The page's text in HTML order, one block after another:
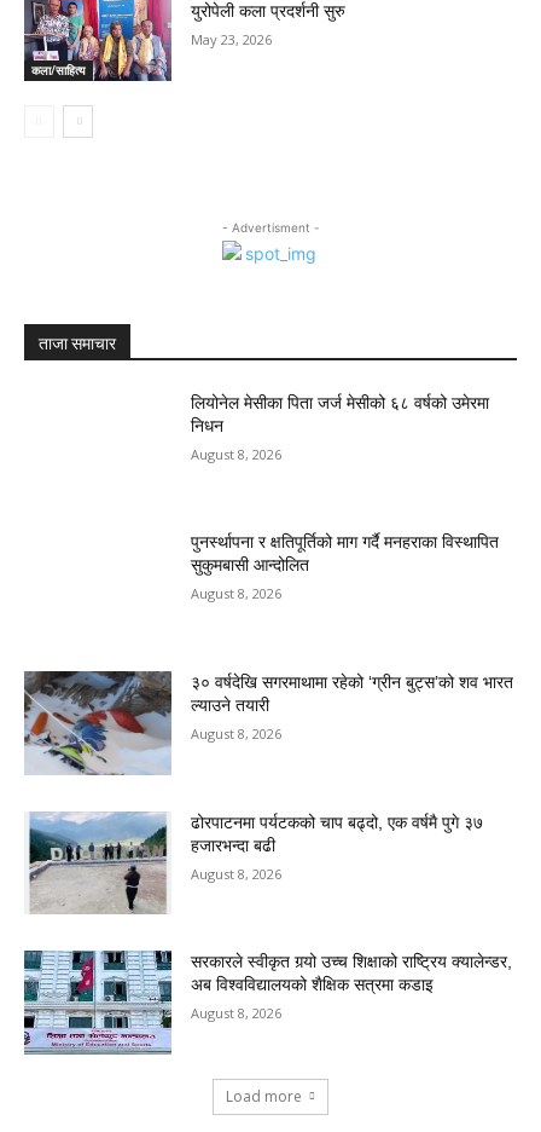
कला/साहित्य
युरोपेली कला प्रदर्शनी सुरु
May 23, 2026
- Advertisment -
ताजा समाचार
लियोनेल मेसीका पिता जर्ज मेसीको ६८ वर्षको उमेरमा
निधन
August 8, 2026
पुनर्स्थापना र क्षतिपूर्तिको माग गर्दै मनहराका विस्थापित
सुकुमबासी आन्दोलित
August 8, 2026
३० वर्षदेखि सगरमाथामा रहेको ‘ग्रीन बुट्स’को शव भारत
ल्याउने तयारी
August 8, 2026
ढोरपाटनमा पर्यटकको चाप बढ्दो, एक वर्षमै पुगे ३७
हजारभन्दा बढी
August 8, 2026
सरकारले स्वीकृत गर्‍यो उच्च शिक्षाको राष्ट्रिय क्यालेन्डर,
अब विश्वविद्यालयको शैक्षिक सत्रमा कडाइ
August 8, 2026
Load more